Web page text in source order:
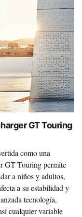
GT Touring
como una
GT Touring permite
a niños y adultos,
a su estabilidad y
tecnología,
cualquier variable